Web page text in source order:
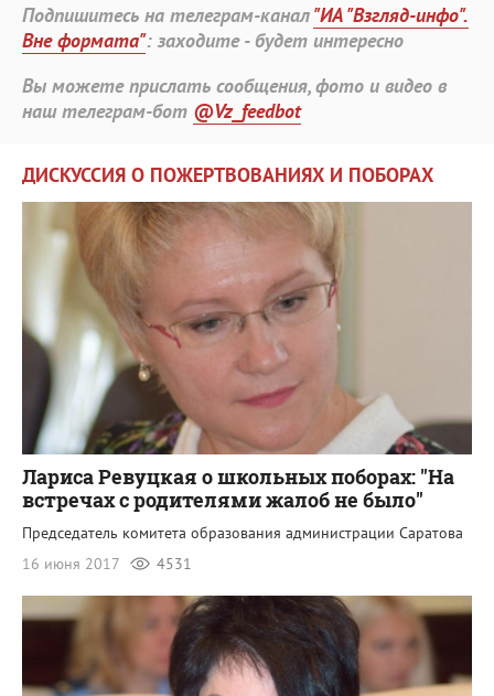
Подпишитесь на телеграм-канал"ИА "Взгляд-инфо".
Вне формата": заходите - будет интересно
Вы можете прислать сообщения, фото и видео в
наш телеграм-бот @Vz_feedbot
ДИСКУССИЯ О ПОЖЕРТВОВАНИЯХ И ПОБОРАХ
Лариса Ревуцкая о школьных поборах: "На
встречах с родителями жалоб не было"
Председатель комитета образования администрации Саратова
16 июня 2017
4531